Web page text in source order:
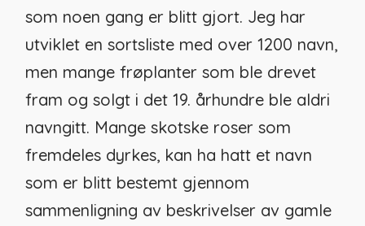
som noen gang er blitt gjort. Jeg har
utviklet en sortsliste med over 1200 navn,
men mange frøplanter som ble drevet
fram og solgt i det 19. århundre ble aldri
navngitt. Mange skotske roser som
fremdeles dyrkes, kan ha hatt et navn
som er blitt bestemt gjennom
sammenligning av beskrivelser av gamle